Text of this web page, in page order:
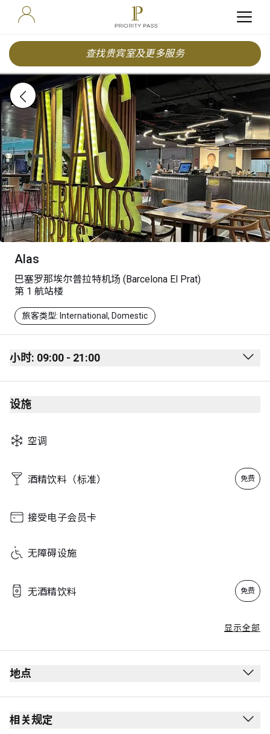
查找贵宾室及更多服务
Alas
巴塞罗那埃尔普拉特机场 (Barcelona El Prat)
第 1 航站楼
旅客类型: International, Domestic
小时: 09:00 - 21:00
Monday 09:00 - 21:00
Tuesday
Thursday
Friday 09:00 - 21:00
Sunday
设施
空调
酒精饮料（标准） 免费
接受电子会员卡
无障碍设施
无酒精饮料 免费
显示全部
地点
相关规定